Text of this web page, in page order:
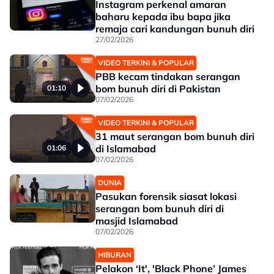
Instagram perkenal amaran
baharu kepada ibu bapa jika
remaja cari kandungan bunuh diri
27/02/2026
01:10
VIDEO TERKINI & POPULAR
PBB kecam tindakan serangan
bom bunuh diri di Pakistan
07/02/2026
01:06
VIDEO TERKINI & POPULAR
31 maut serangan bom bunuh diri
di Islamabad
07/02/2026
DUNIA
Pasukan forensik siasat lokasi
serangan bom bunuh diri di
masjid Islamabad
07/02/2026
HIBURAN
Pelakon ‘It', 'Black Phone’ James